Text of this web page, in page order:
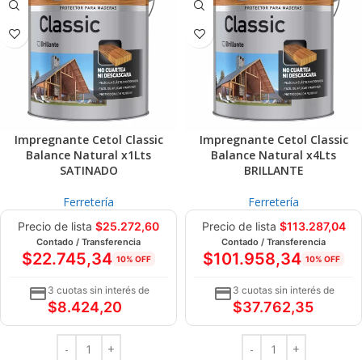
Impregnante Cetol Classic
Balance Natural x1Lts
SATINADO
Ferretería
Precio de lista $25.272,60
Contado / Transferencia
$22.745,34 10% OFF
3 cuotas sin interés de
$8.424,20
Impregnante Cetol Classic
Balance Natural x4Lts
BRILLANTE
Ferretería
Precio de lista $113.287,04
Contado / Transferencia
$101.958,34 10% OFF
3 cuotas sin interés de
$37.762,35